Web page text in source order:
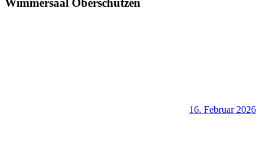
Wimmersaal Oberschützen
16. Februar 2026